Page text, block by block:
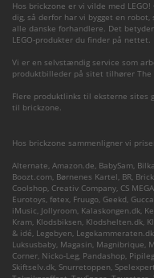
Hos brickzone er vi vilde med
dig, så derfor har vi bygget en
alle danske forhandlere. Det
LEGO-produkter du finder på nettet.
Vi er en selvstændig service som
produktbilleder på sitet tilhører The
Flere produktlinks til eksterne sites
til brickzone.
Hos brickzone sammenligner vi
Alternate, Amazon.de, BabySam, Bilka
Boozt.com, Børnenes Kartel, BR,
Coolshop, Creativ Company, CS
Eurotoys, føtex, Fruugo, Geekd, Gucca
iMusic, Jollyroom, Kalaskongen.dk,
Kram, Klodsbiksen, Klodshelten.dk,
& idé, Legebyen, Legekammeraten.dk
Luksusbaby, Magasin, Magnibrique,
Corner, Nicko-Leg, Pandashop,
Skiftselv.dk, Snurretoppen,